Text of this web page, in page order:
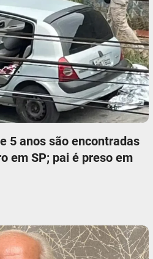
5 anos são encontradas
em SP; pai é preso em